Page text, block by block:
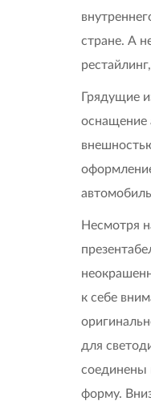
стране. А
Грядущие
оснащение
Несмотря
к себе
для
соединены
форму.